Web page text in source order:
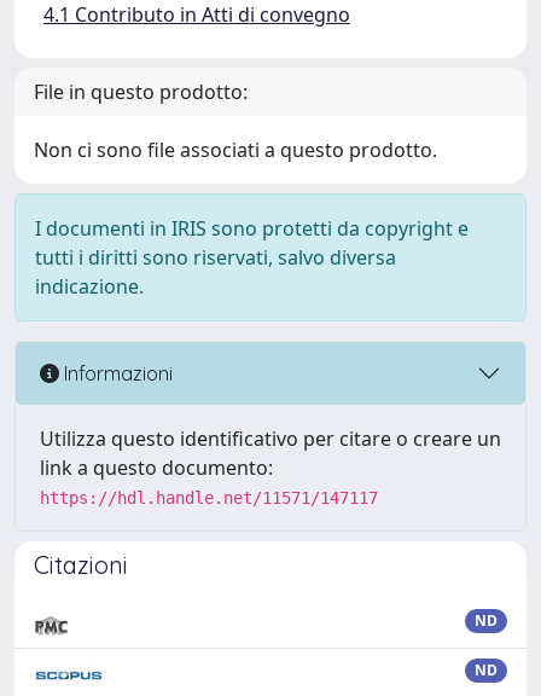
4.1 Contributo in Atti di convegno
File in questo prodotto:
Non ci sono file associati a questo prodotto.
I documenti in IRIS sono protetti da copyright e
tutti i diritti sono riservati, salvo diversa
indicazione.
Informazioni
Utilizza questo identificativo per citare o creare un
link a questo documento:
https://hdl.handle.net/11571/147117
Citazioni
ND
ND